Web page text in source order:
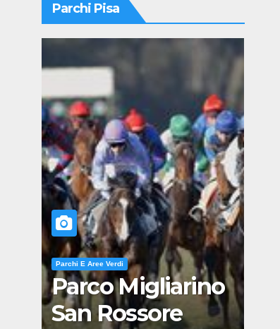
Parchi Pisa
Parchi E Aree Verdi
Parco Migliarino
San Rossore